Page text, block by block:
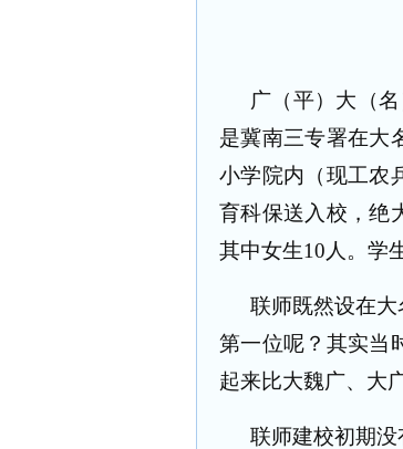
广（平）大（
是冀南三专署在大
小学院内（现工农
育科保送入校，绝
其中女生10 人。学
联师既然设在
第一位呢？其实当
起来比大魏广、大
联师建校初期